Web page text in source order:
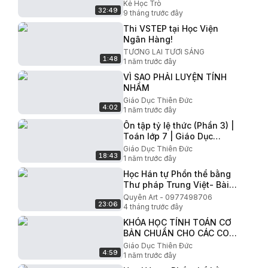
32:49
- AUDIO BOOK
Kẻ Học Trò
9 tháng trước đây
1:48
Thi VSTEP tại Học Viện
Ngân Hàng!
TƯƠNG LAI TƯƠI SÁNG
1 năm trước đây
4:02
VÌ SAO PHẢI LUYỆN TÍNH
NHẨM
Giáo Dục Thiên Đức
1 năm trước đây
18:43
Ôn tập tỷ lệ thức (Phần 3) |
Toán lớp 7 | Giáo Dục
Thiên Đức
Giáo Dục Thiên Đức
1 năm trước đây
23:06
Học Hán tự Phồn thể bằng
Thư pháp Trung Việt- Bài
19 - Bộ thủ 4 nét ( phần 5)
Quyên Art - 0977498706
4 tháng trước đây
4:59
KHÓA HỌC TÍNH TOÁN CƠ
BẢN CHUẨN CHO CÁC CON
BƯỚC VÀO LỚP 6.
Giáo Dục Thiên Đức
1 năm trước đây